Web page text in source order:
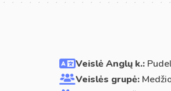
Veislė Anglų k.:
Veislės grupė: